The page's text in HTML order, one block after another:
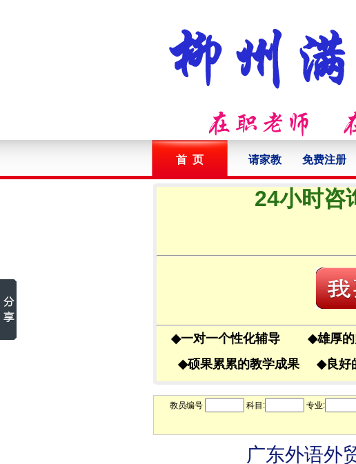
首 页 请家教 免费注册
24小时咨
◆一对一个性化辅导 ◆雄厚
◆硕果累累的教学成果 ◆良
教员编号 科目: 专业:
广东外语外